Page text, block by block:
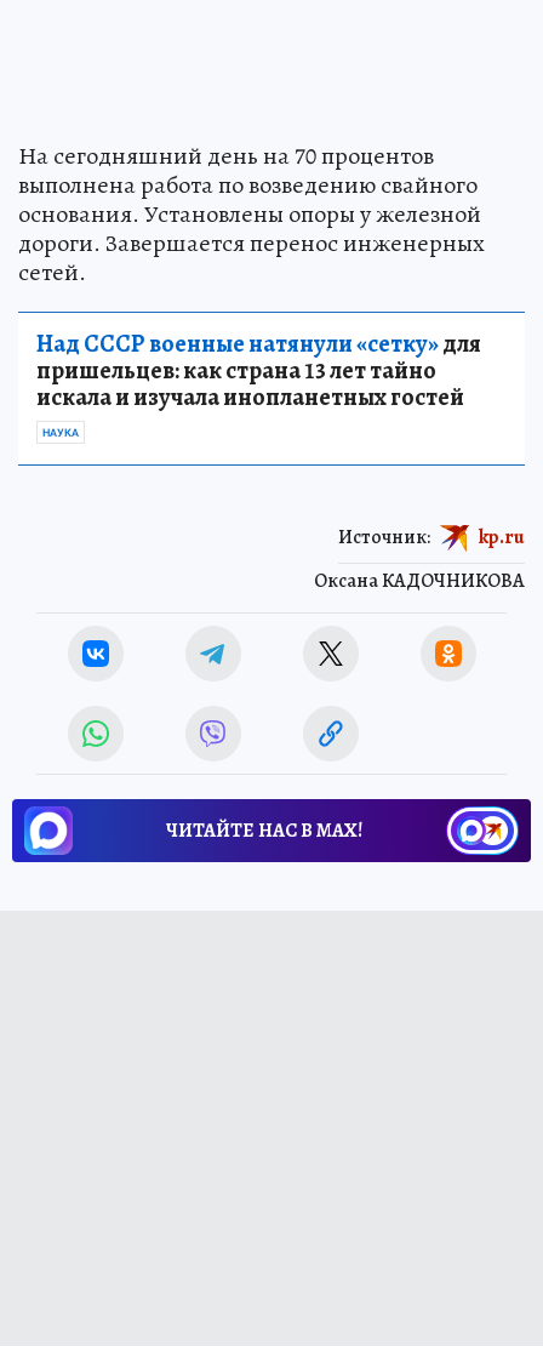
На сегодняшний день на 70 процентов
выполнена работа по возведению свайного
основания. Установлены опоры у железной
дороги. Завершается перенос инженерных
сетей.
Над СССР военные натянули «сетку»для
пришельцев: как страна 13 лет тайно
искала и изучала инопланетных гостей
НАУКА
Оксана КАДОЧНИКОВА
Источник: kp.ru
ЧИТАЙТЕ НАС В МАХ!